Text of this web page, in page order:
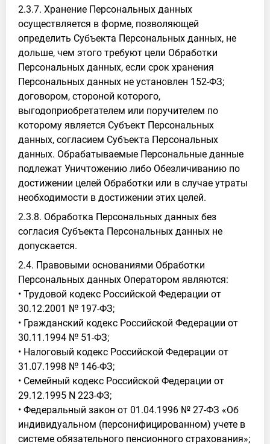
2.3.7. Хранение Персональных данных
осуществляется в форме, позволяющей
определить Субъекта Персональных данных, не
дольше, чем этого требуют цели Обработки
Персональных данных, если срок хранения
Персональных данных не установлен 152-ФЗ;
договором, стороной которого,
выгодоприобретателем или поручителем по
которому является Субъект Персональных
данных, согласием Субъекта Персональных
данных. Обрабатываемые Персональные данные
подлежат Уничтожению либо Обезличиванию по
достижении целей Обработки или в случае утраты
необходимости в достижении этих целей.
2.3.8. Обработка Персональных данных без
согласия Субъекта Персональных данных не
допускается.
2.4. Правовыми основаниями Обработки
Персональных данных Оператором являются:
• Трудовой кодекс Российской Федерации от
30.12.2001 № 197-ФЗ;
• Гражданский кодекс Российской Федерации от
30.11.1994 № 51-ФЗ;
• Налоговый кодекс Российской Федерации от
31.07.1998 № 146-ФЗ;
• Семейный кодекс Российской Федерации от
29.12.1995 N 223-ФЗ;
• Федеральный закон от 01.04.1996 № 27-ФЗ «Об
индивидуальном (персонифицированном) учете в
системе обязательного пенсионного страхования»;